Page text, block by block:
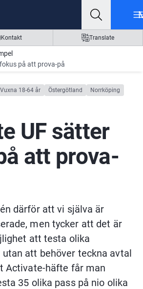
Kontakt Translate
på att prova-på
Vuxna 18-64 år Östergötland Norrköping
UF sätter
att prova-
därför att vi själva är
men tycker att det är
att testa olika
att behöver teckna avtal
Activate-häfte får man
35 olika pass på nio olika